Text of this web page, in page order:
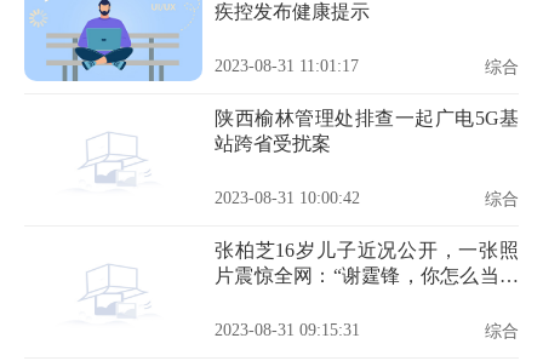
疾控发布健康提示
2023-08-31 11:01:17 综合
陕西榆林管理处排查一起广电5G基
站跨省受扰案
2023-08-31 10:00:42 综合
张柏芝16岁儿子近况公开，一张照
片震惊全网：“谢霆锋，你怎么当爸
2023-08-31 09:15:31 综合